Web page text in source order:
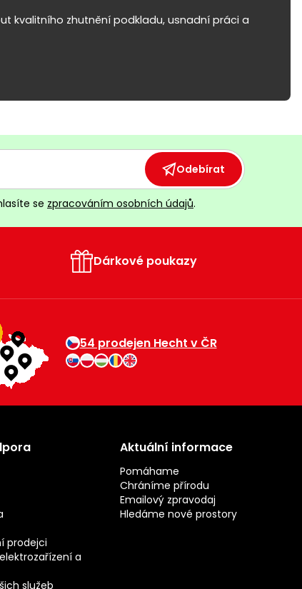
kvalitního zhutnění podkladu, usnadní práci a
Odebírat
se zpracováním osobních údajů.
Dárkové poukazy
54 prodejen Hecht v ČR
prodejci
a
služeb
Aktuální informace
Pomáhame
Chráníme přírodu
Emailový zpravodaj
Hledáme nové prostory